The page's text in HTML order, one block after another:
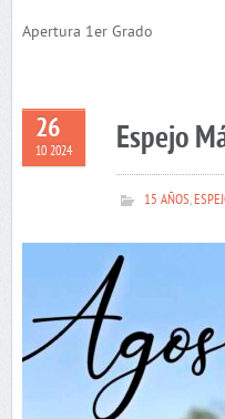
Apertura 1er Grado
26
10 2024 Espejo
15 AÑOS,